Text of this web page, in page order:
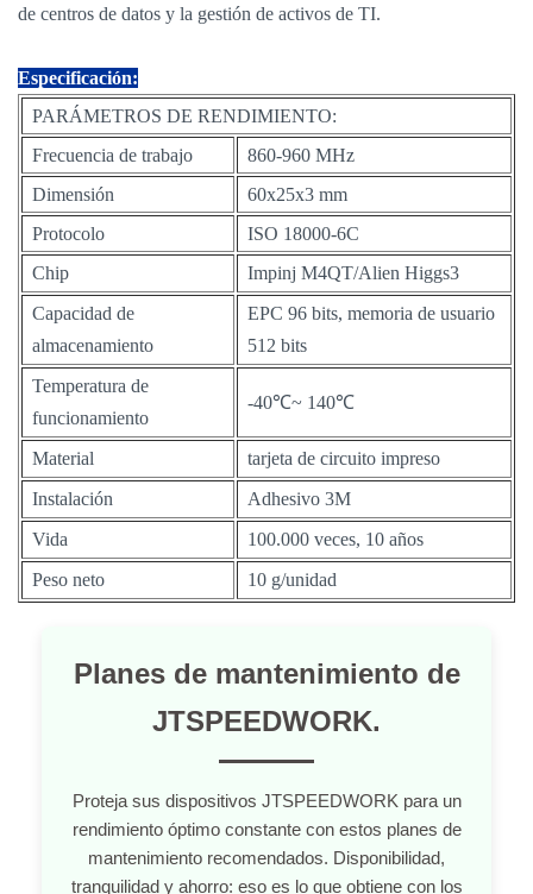
de centros de datos y la gestión de activos de TI.
Especificación:
PARÁMETROS DE RENDIMIENTO:
Frecuencia de trabajo
860-960 MHz
Dimensión
60x25x3 mm
Protocolo
ISO 18000-6C
Chip
Impinj M4QT/Alien Higgs3
Capacidad de
almacenamiento
EPC 96 bits, memoria de usuario
512 bits
Temperatura de
funcionamiento
-40℃~ 140℃
Material
tarjeta de circuito impreso
Instalación
Adhesivo 3M
Vida
100.000 veces, 10 años
Peso neto
10 g/unidad
Planes de mantenimiento de
JTSPEEDWORK.
Proteja sus dispositivos JTSPEEDWORK para un
rendimiento óptimo constante con estos planes de
mantenimiento recomendados. Disponibilidad,
tranquilidad y ahorro: eso es lo que obtiene con los